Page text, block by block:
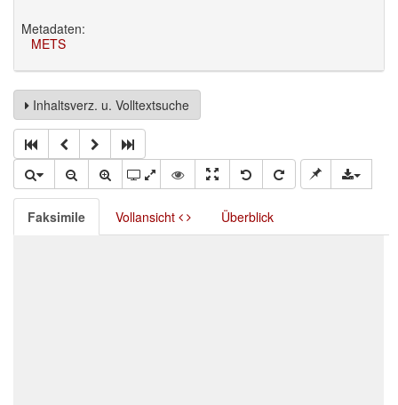
Metadaten:
METS
Inhaltsverz. u. Volltextsuche
Faksimile Vollansicht Überblick